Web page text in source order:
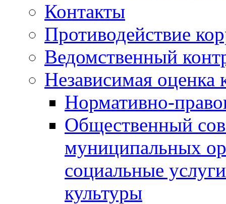
Контакты
Противодействие
Ведомственный
Независимая оценка
Нормативно-
Общественный
муниципальных
социальные
культуры